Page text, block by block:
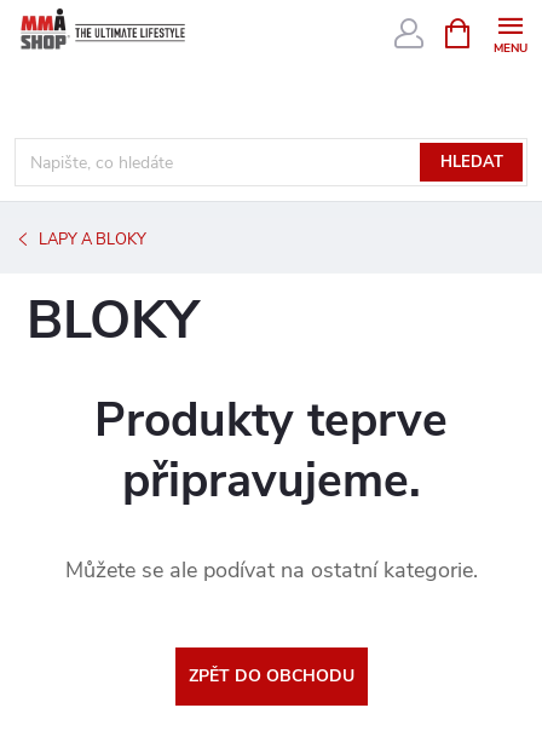
Přejít
HLEDAT
NÁKUPNÍ
KOŠÍK
LAPY A BLOKY
BLOKY
Produkty teprve
připravujeme.
Můžete se ale podívat na ostatní kategorie.
ZPĚT DO OBCHODU